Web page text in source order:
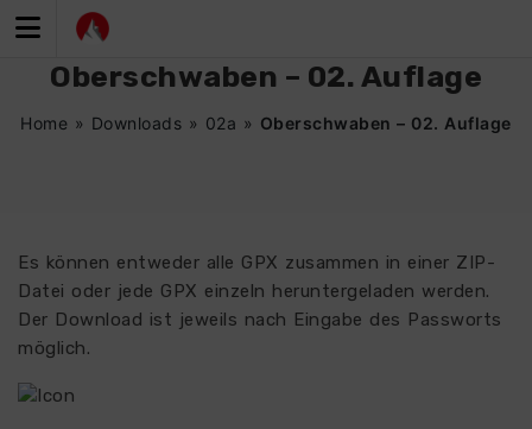
Inhalt
Oberschwaben – 02. Auflage
Home » Downloads » 02a » Oberschwaben – 02. Auflage
Es können entweder alle GPX zusammen in einer ZIP-
Datei oder jede GPX einzeln heruntergeladen werden.
Der Download ist jeweils nach Eingabe des Passworts
möglich.